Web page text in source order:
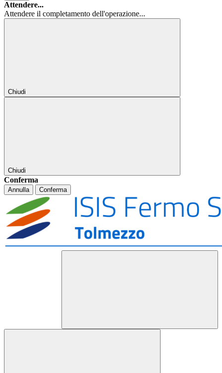
Attendere...
Attendere il completamento dell'operazione...
Chiudi
Chiudi
Conferma
Annulla Conferma